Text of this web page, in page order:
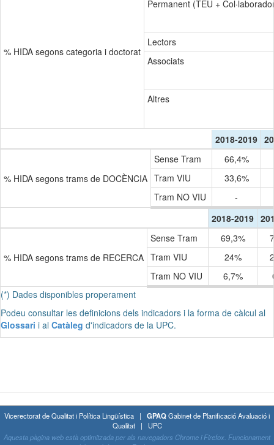
% HIDA segons categoria i doctorat
Permanent (TEU +
Lectors
Associats
Altres
2018-2019
% HIDA segons trams de DOCÈNCIA
Sense Tram
66,4%
Tram VIU
33,6%
Tram NO VIU
-
2018-2019
% HIDA segons trams de RECERCA
Sense Tram 69,3%
Tram VIU
24%
Tram NO VIU
6,7%
(*) Dades disponibles properament
Podeu consultar les definicions dels indicadors i la forma de càlcul al
Glossari i al Catàleg d'indicadors de la UPC.
Vicerectorat de Qualitat i Política Lingüística | GPAQGabinet de Planificació Avaluació i
Qualitat | UPC
Aquesta pàgina web està optimitzada per als navegadors Chrome i Firefox. Funcionament